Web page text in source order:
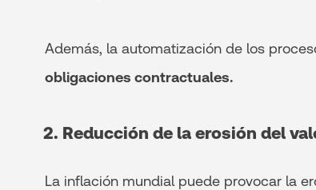
Además, la automatización de los
obligaciones contractuales.
2. Reducción de la erosión del
La inflación mundial puede provocar la